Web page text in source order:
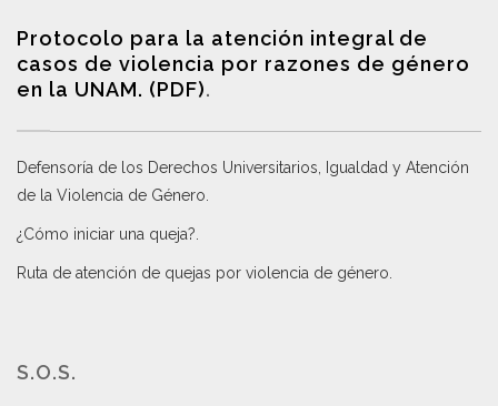
Protocolo para la atención integral de
casos de violencia por razones de género
en la UNAM. (PDF).
Defensoría de los Derechos Universitarios, Igualdad y Atención
de la Violencia de Género
¿Cómo iniciar una queja?
Ruta de atención de quejas por violencia de género
S.O.S.